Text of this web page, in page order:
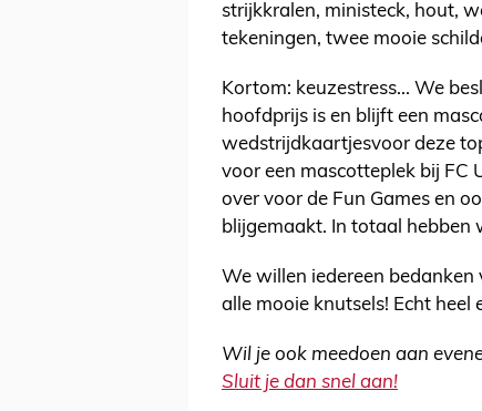
strijkkralen, ministeck, hout,
tekeningen, twee mooie
Kortom: keuzestress... We
hoofdprijs is en blijft een
wedstrijdkaartjesvoor deze
voor een mascotteplek bij FC
over voor de Fun Games en
blijgemaakt. In totaal hebben
We willen iedereen
alle mooie knutsels! Echt heel
Wil je ook meedoen aan
Sluit je dan snel aan!